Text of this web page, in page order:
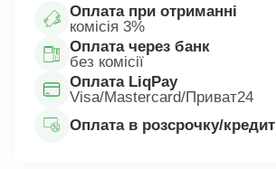
Оплата при отриманні
комісія 3%
Оплата через банк
без комісії
Оплата LiqPay
Visa/Mastercard/Приват24
Оплата в розсрочку/кредит